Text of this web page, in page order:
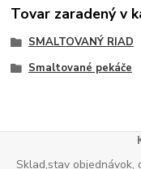
Tovar zaradený v
SMALTOVANÝ RIAD
Smaltované pekáče
Sklad,stav objednávok,